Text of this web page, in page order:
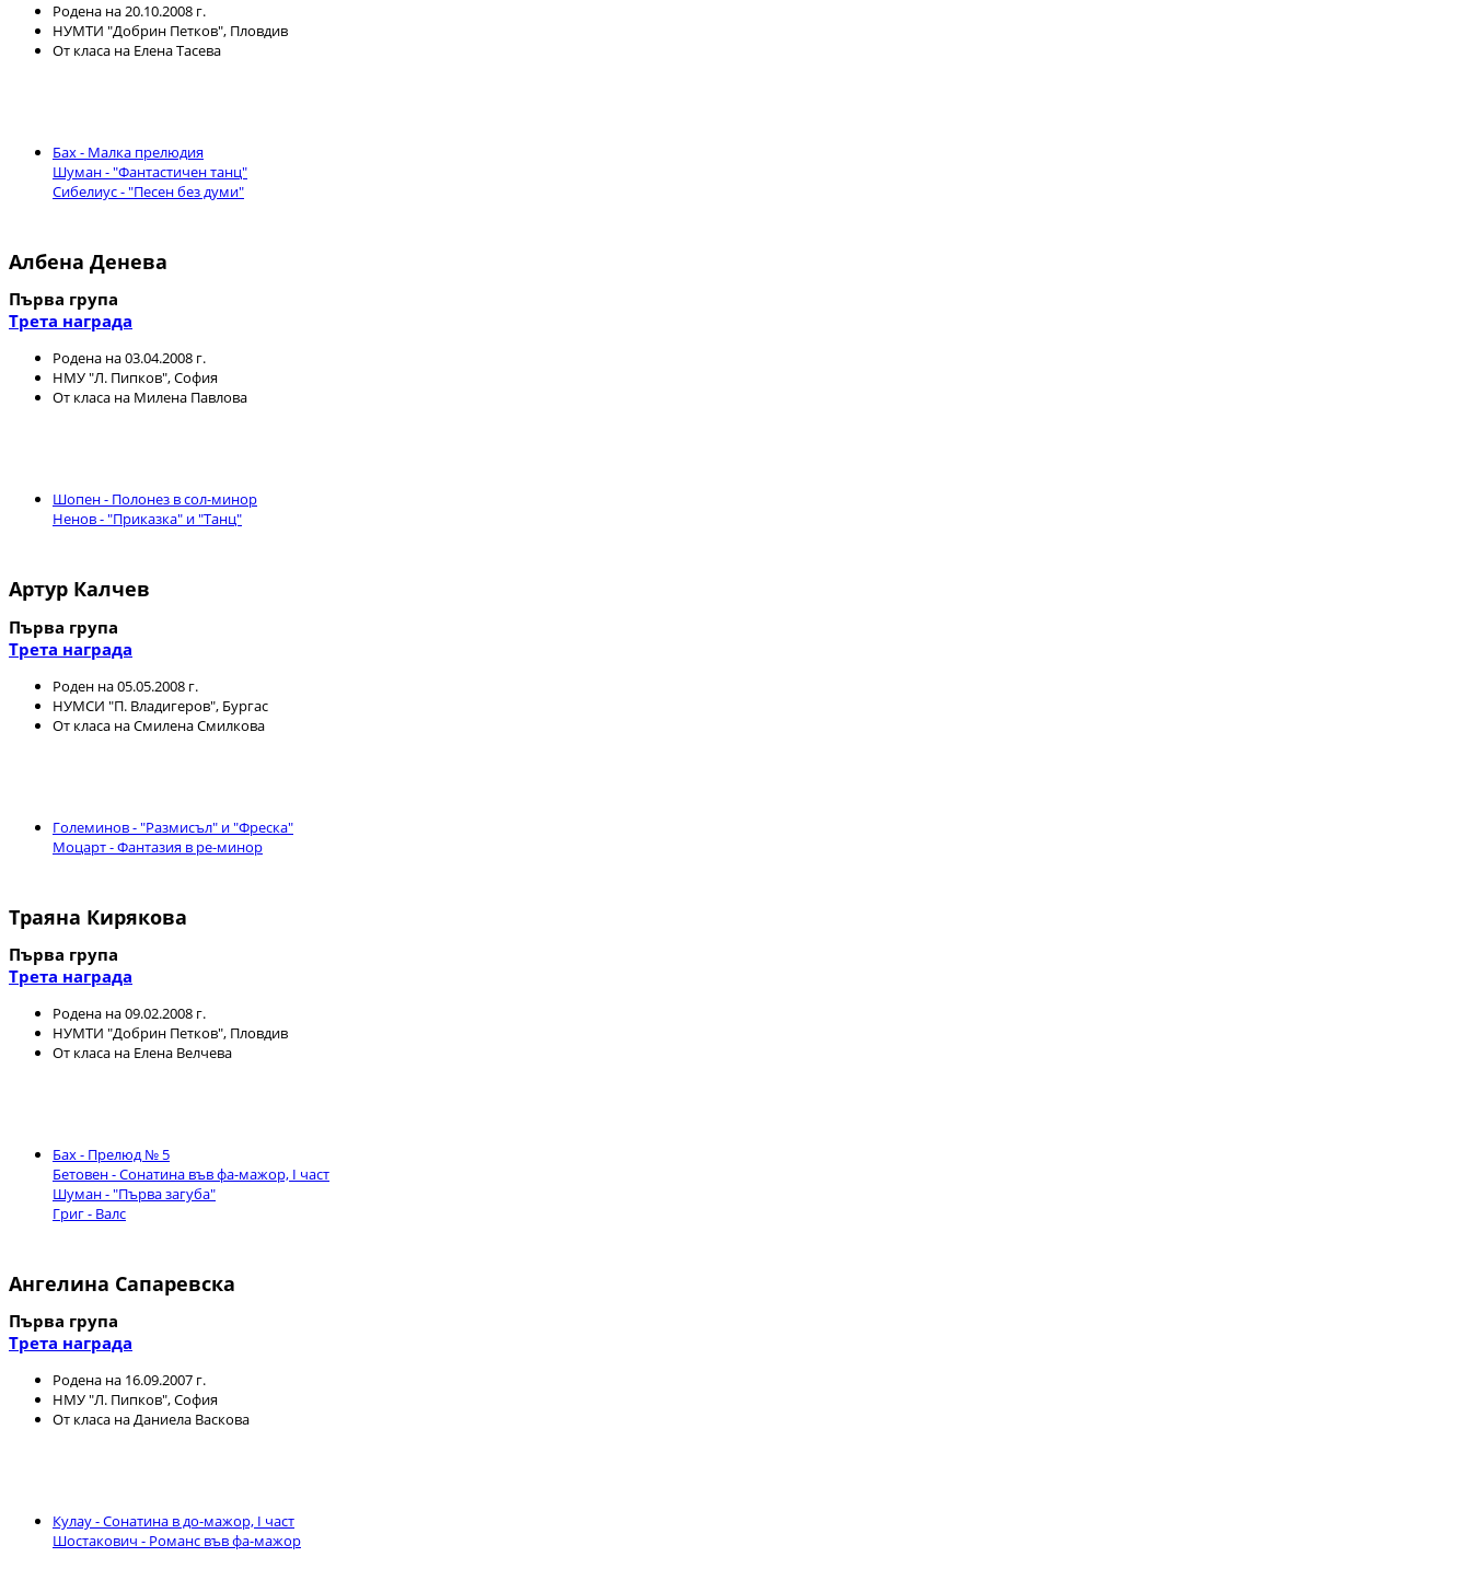
Родена на 20.10.2008 г.
НУМТИ "Добрин Петков", Пловдив
От класа на Елена Тасева
Бах - Малка прелюдия
Шуман - "Фантастичен танц"
Сибелиус - "Песен без думи"
Албена Денева
Първа група
Трета награда
Родена на 03.04.2008 г.
НМУ "Л. Пипков", София
От класа на Милена Павлова
Шопен - Полонез в сол-минор
Ненов - "Приказка" и "Танц"
Артур Калчев
Първа група
Трета награда
Роден на 05.05.2008 г.
НУМСИ "П. Владигеров", Бургас
От класа на Смилена Смилкова
Големинов - "Размисъл" и "Фреска"
Моцарт - Фантазия в ре-минор
Траяна Кирякова
Първа група
Трета награда
Родена на 09.02.2008 г.
НУМТИ "Добрин Петков", Пловдив
От класа на Елена Велчева
Бах - Прелюд № 5
Бетовен - Сонатина във фа-мажор, I част
Шуман - "Първа загуба"
Григ - Валс
Ангелина Сапаревска
Първа група
Трета награда
Родена на 16.09.2007 г.
НМУ "Л. Пипков", София
От класа на Даниела Васкова
Кулау - Сонатина в до-мажор, I част
Шостакович - Романс във фа-мажор